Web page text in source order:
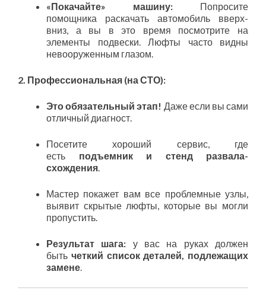
«Покачайте» машину: Попросите
помощника раскачать автомобиль вверх-
вниз, а вы в это время посмотрите на
элементы подвески. Люфты часто видны
невооруженным глазом.
2. Профессиональная (на СТО):
Это обязательный этап! Даже если вы сами
отличный диагност.
Посетите хороший сервис, где
есть подъемник и стенд развала-
схождения.
Мастер покажет вам все проблемные узлы,
выявит скрытые люфты, которые вы могли
пропустить.
Результат шага: у вас на руках должен
быть четкий список деталей, подлежащих
замене.